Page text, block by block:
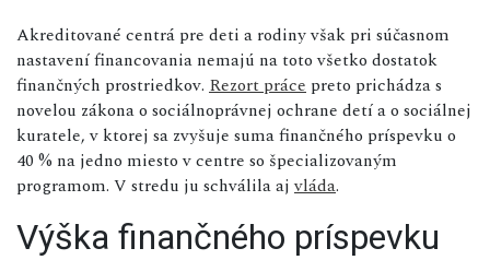
Akreditované centrá pre deti a rodiny však pri súčasnom
nastavení financovania nemajú na toto všetko dostatok
finančných prostriedkov. Rezort práce preto prichádza s
novelou zákona o sociálnoprávnej ochrane detí a o sociálnej
kuratele, v ktorej sa zvyšuje suma finančného príspevku o
40 % na jedno miesto v centre so špecializovaným
programom. V stredu ju schválila ajvláda.
Výška finančného príspevku